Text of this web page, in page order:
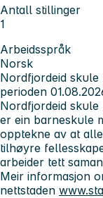
Antall stillinger
1
Arbeidsspråk
Norsk
Nordfjordeid
perioden
Nordfjordeid
er ein barneskule
opptekne av at
tilhøyre
arbeider tett
Meir informasjon
nettstaden